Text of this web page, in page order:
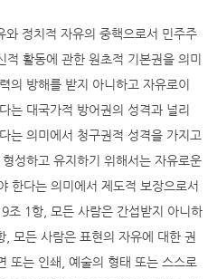
정치적 자유의 중핵으로서 민주주
활동에 관한 원초적 기본권을 의미
의 방해를 받지 아니하고 자유로이
는 대국가적 방어권의 성격과 널리
는 의미에서 청구권적 성격을 가지고
성하고 유지하기 위해서는 자유로운
한다는 의미에서 제도적 보장으로서
조 1항, 모든 사람은 간섭받지 아니하
모든 사람은 표현의 자유에 대한 권
또는 인쇄, 예술의 형태 또는 스스로